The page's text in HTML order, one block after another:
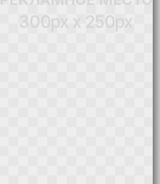
300px x 250px